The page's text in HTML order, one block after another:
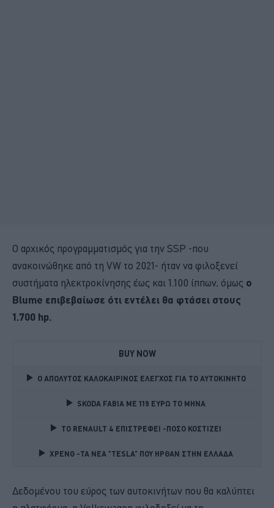
Ο αρχικός προγραμματισμός για την SSP -που
ανακοινώθηκε από τη VW το 2021- ήταν να φιλοξενεί
συστήματα ηλεκτροκίνησης έως και 1.100 ίππων, όμως ο
Blume επιβεβαίωσε ότι εντέλει θα φτάσει στους
1.700 hp.
BUY NOW
Ο ΑΠΟΛΥΤΟΣ ΚΑΛΟΚΑΙΡΙΝΟΣ ΕΛΕΓΧΟΣ ΓΙΑ ΤΟ ΑΥΤΟΚΙΝΗΤΟ
SKODA FABIA ME 119 ΕΥΡΩ ΤΟ ΜΗΝΑ
TO RENAULT 4 ΕΠΙΣΤΡΕΦΕΙ -ΠΟΣΟ ΚΟΣΤΙΖΕΙ
XPENG -ΤΑ ΝΕΑ "TESLA" ΠΟΥ ΗΡΘΑΝ ΣΤΗΝ ΕΛΛΑΔΑ
Δεδομένου του εύρος των αυτοκινήτων που θα καλύπτει